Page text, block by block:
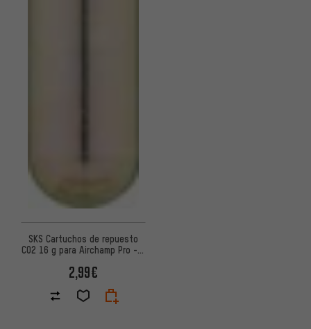
SKS Cartuchos de repuesto
CO2 16 g para Airchamp Pro - 1
2,99€